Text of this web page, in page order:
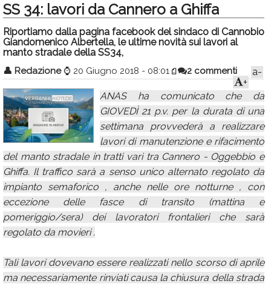
Politica
Sport
Eventi
Info Utili
Rubriche
Calendario
Annunci
SS 34: lavori da Cannero a Ghiffa
Riportiamo dalla pagina facebook del sindaco di Cannobio
Giandomenico Albertella, le ultime novità sui lavori al
manto stradale della SS34,
👤 Redazione ⌚ 20 Giugno 2018 - 08:01 2 commenti
a-
+
ANAS ha comunicato che da
GIOVEDÌ 21 p.v. per la durata di una
settimana provvederà a realizzare
lavori di manutenzione e rifacimento
del manto stradale in tratti vari tra Cannero - Oggebbio e
Ghiffa. Il traffico sarà a senso unico alternato regolato da
impianto semaforico , anche nelle ore notturne , con
eccezione delle fasce di transito (mattina e
pomeriggio/sera) dei lavoratori frontalieri che sarà
regolato da movieri .
Tali lavori dovevano essere realizzati nello scorso di aprile
ma necessariamente rinviati causa la chiusura della strada